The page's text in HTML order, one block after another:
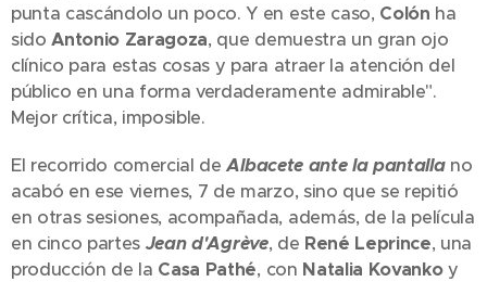
punta cascándolo un poco. Y en este caso, Colón ha
sidoAntonio Zaragoza, que demuestra un gran ojo
clínico para estas cosas y para atraer la atención del
público en una forma verdaderamente admirable".
Mejor crítica, imposible.
El recorrido comercial deAlbacete ante la pantallano
acabó en ese viernes, 7 de marzo, sino que se repitió
en otras sesiones, acompañada, además, de la película
en cinco partes Jeand'Agrève, de René Leprince, una
producción de la Casa Pathé, con Natalia Kovankoy